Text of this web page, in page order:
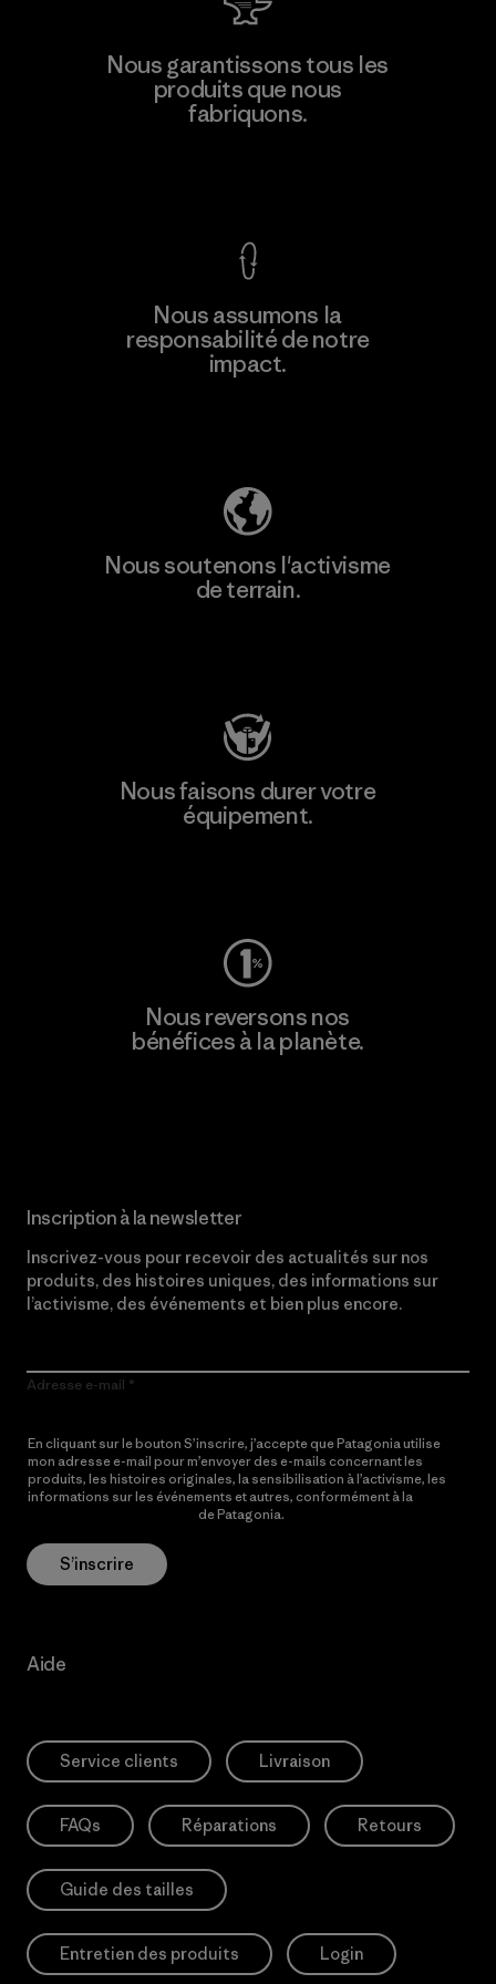
Formosa Textil
Nous garantissons tous les
produits que nous
fabriquons.
Nous assumons la
responsabilité de notre
impact.
Nous soutenons l'activisme
de terrain.
Nous faisons durer votre
équipement.
Nous reversons nos
bénéfices à la planète.
Inscription à la newsletter
Inscrivez-vous pour recevoir des actualités sur nos
produits, des histoires uniques, des informations sur
l’activisme, des événements et bien plus encore.
Adresse e-mail
En cliquant sur le bouton S’inscrire, j’accepte que Patagonia utilise
mon adresse e-mail pour m’envoyer des e-mails concernant les
produits, les histoires originales, la sensibilisation à l’activisme, les
informations sur les événements et autres, conformément à la
de Patagonia.
S’inscrire
Aide
Service clients Livraison
FAQs Réparations Retours
Guide des tailles
Entretien des produits Login